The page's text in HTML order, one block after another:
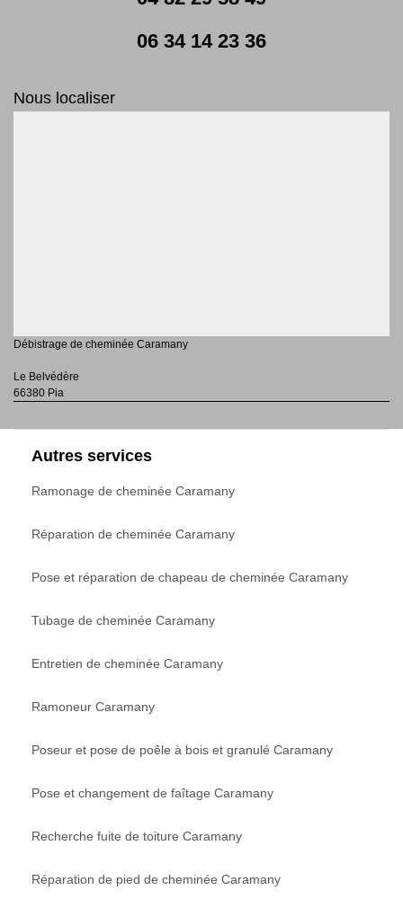
06 34 14 23 36
Nous localiser
Débistrage de cheminée Caramany
Le Belvédère
66380 Pia
Autres services
Ramonage de cheminée Caramany
Réparation de cheminée Caramany
Pose et réparation de chapeau de cheminée Caramany
Tubage de cheminée Caramany
Entretien de cheminée Caramany
Ramoneur Caramany
Poseur et pose de poêle à bois et granulé Caramany
Pose et changement de faîtage Caramany
Recherche fuite de toiture Caramany
Réparation de pied de cheminée Caramany